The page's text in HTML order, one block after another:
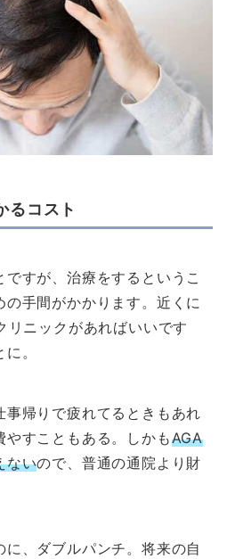
るコスト
すが、治療をするというこ
の手間がかかります。近くに
リニックがあればいいです
。
事帰りで疲れてるときもあれ
すこともある。しかもAGA
ないので、普通の通院より財
、ダブルパンチ。将来の自